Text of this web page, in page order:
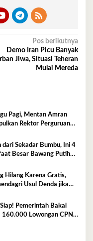
Pos berikutnya
Demo Iran Picu Banyak
Jiwa, Situasi Teheran
Mulai Mereda
Pagi, Mentan Amran
Rektor Perguruan
Inovasi Pertanian
dari Sekadar Bumbu, Ini 4
Besar Bawang Putih
Hilang Karena Gratis,
Usul Denda jika
Pemerintah Bakal
160.000 Lowongan CPNS